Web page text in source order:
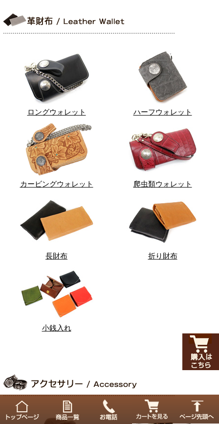
ロングウォレット ハーフウォレット
カービングウォレット 爬虫類ウォレット
長財布 折り財布
小銭入れ